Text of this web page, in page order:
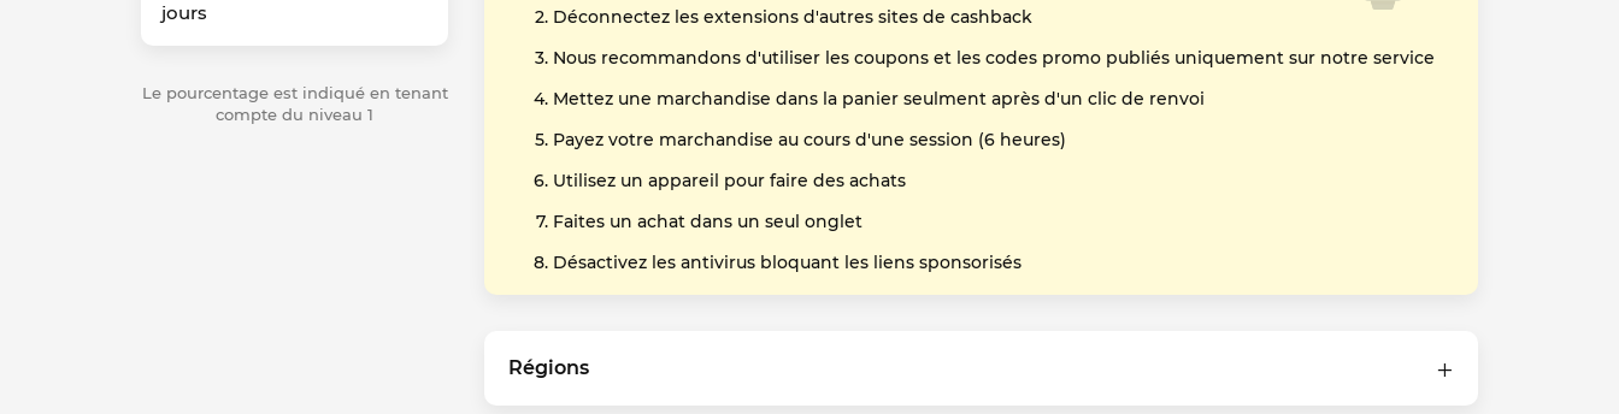
jours
Le pourcentage est indiqué en tenant
compte du niveau 1
Déconnectez les extensions d'autres sites de cashback
Nous recommandons d'utiliser les coupons et les codes promo publiés uniquement sur notre service
Mettez une marchandise dans la panier seulment après d'un clic de renvoi
Payez votre marchandise au cours d'une session (6 heures)
Utilisez un appareil pour faire des achats
Faites un achat dans un seul onglet
Désactivez les antivirus bloquant les liens sponsorisés
Régions